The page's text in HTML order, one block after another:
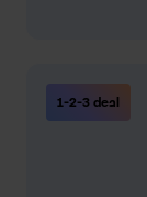
1-2-3 deal